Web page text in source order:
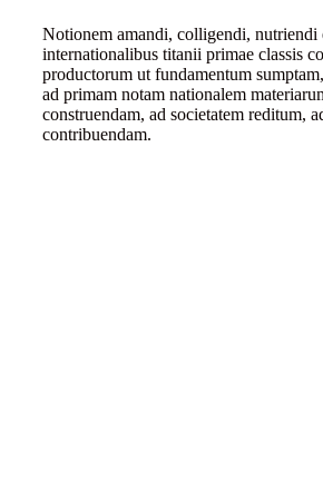
Notionem amandi, colligendi, nutriendi
internationalibus titanii primae classis
productorum ut fundamentum
ad primam notam nationalem
construendam, ad societatem reditum,
contribuendam.